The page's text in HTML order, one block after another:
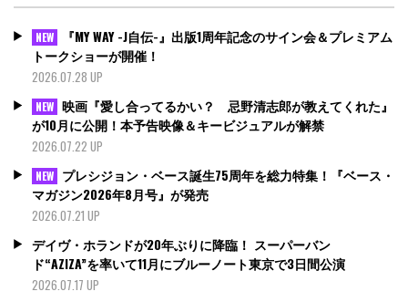
NEW
『MY WAY -J自伝-』出版1周年記念のサイン会＆プレミアム
トークショーが開催！
2026.07.28 UP
NEW 映画『愛し合ってるかい？ 忌野清志郎が教えてくれた』
が10月に公開！本予告映像＆キービジュアルが解禁
2026.07.22 UP
NEW プレシジョン・ベース誕生75周年を総力特集！『ベース・
マガジン2026年8月号』が発売
2026.07.21 UP
デイヴ・ホランドが20年ぶりに降臨！ スーパーバン
ド“AZIZA”を率いて11月にブルーノート東京で3日間公演
2026.07.17 UP